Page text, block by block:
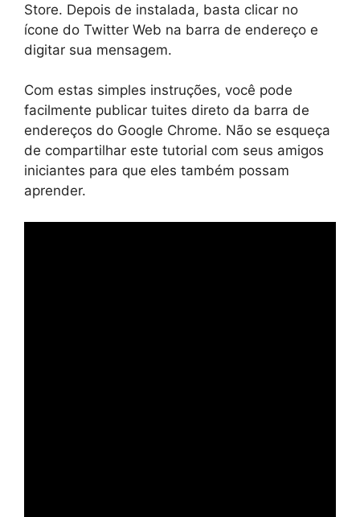
Store. Depois de instalada, basta clicar no
ícone do Twitter Web na barra de endereço e
digitar sua mensagem.
Com estas simples instruções, você pode
facilmente publicar tuites direto da barra de
endereços do Google Chrome. Não se esqueça
de compartilhar este tutorial com seus amigos
iniciantes para que eles também possam
aprender.